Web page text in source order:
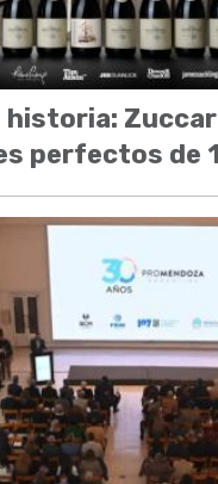
historia:
perfectos de